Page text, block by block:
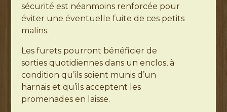
sécurité est néanmoins renforcée pour
éviter une éventuelle fuite de ces petits
malins.
Les furets pourront bénéficier de
sorties quotidiennes dans un enclos, à
condition qu’ils soient munis d’un
harnais et qu’ils acceptent les
promenades en laisse.